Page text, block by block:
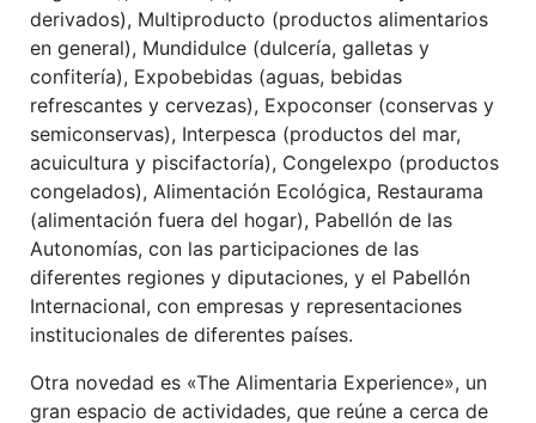
derivados), Multiproducto (productos alimentarios
en general), Mundidulce (dulcería, galletas y
confitería), Expobebidas (aguas, bebidas
refrescantes y cervezas), Expoconser (conservas y
semiconservas), Interpesca (productos del mar,
acuicultura y piscifactoría), Congelexpo (productos
congelados), Alimentación Ecológica, Restaurama
(alimentación fuera del hogar), Pabellón de las
Autonomías, con las participaciones de las
diferentes regiones y diputaciones, y el Pabellón
Internacional, con empresas y representaciones
institucionales de diferentes países.
Otra novedad es «The Alimentaria Experience», un
gran espacio de actividades, que reúne a cerca de